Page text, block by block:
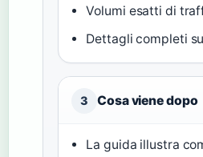
Volumi esatti di
Dettagli completi
3 Cosa viene dopo
La guida illustra